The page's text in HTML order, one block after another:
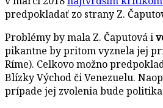
predpokladať zo strany Z.
Problémy by mala Z. Čaputová i
pikantne by pritom vyznela jej
Ríme). Celkovo možno
Blízky Východ či Venezuelu.
prípade jej zvolenia bude